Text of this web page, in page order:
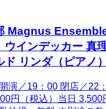
Magnus
ウインデッカー 真
ド リンダ（ピアノ）
演／19：00 閉店／22
円（税込）当日 3,500